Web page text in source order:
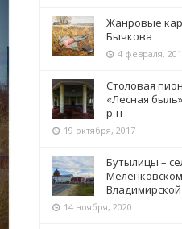
Жанровые
Бычкова
4 февраля,
Столовая
«Лесная
р-н
19 октября, 2017
Бутылицы –
14 ноября, 2020